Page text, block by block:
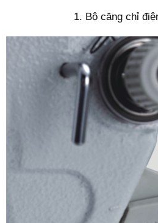
1. Bộ căng chỉ